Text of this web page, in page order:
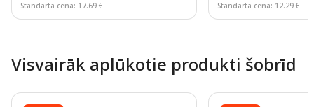
Standarta cena: 17.69 € Standarta cena: 12.29 €
Visvairāk aplūkotie produkti šobrīd